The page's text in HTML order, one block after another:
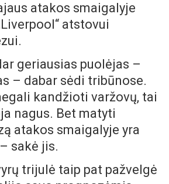
atakos smaigalyje
atstovui
geriausias puolėjas –
– dabar sėdi tribūnose.
kandžioti varžovų, tai
nagus. Bet matyti
atakos smaigalyje yra
sakė jis.
trijulė taip pat pažvelgė